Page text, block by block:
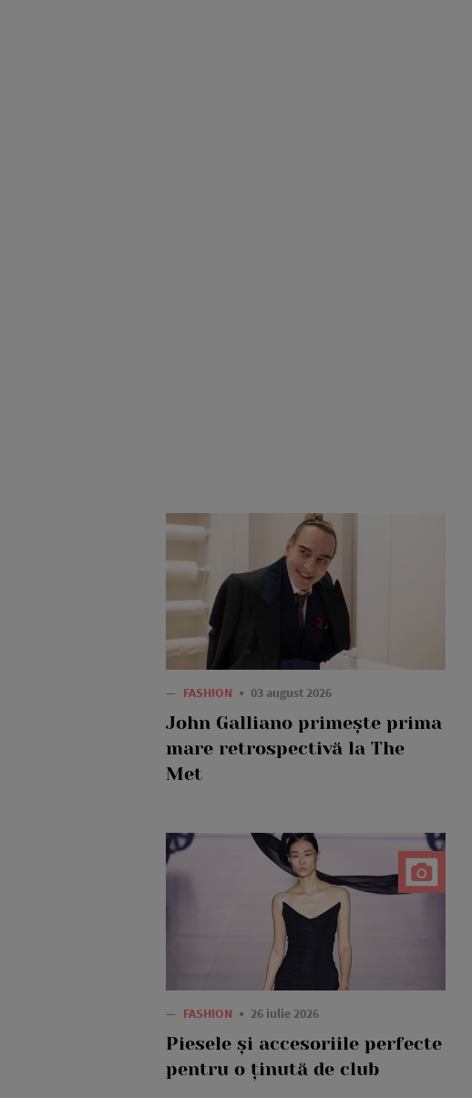
— FASHION 03 august 2026
John Galliano primește prima
mare retrospectivă la The
Met
— FASHION 26 iulie 2026
Piesele și accesoriile perfecte
pentru o ținută de club